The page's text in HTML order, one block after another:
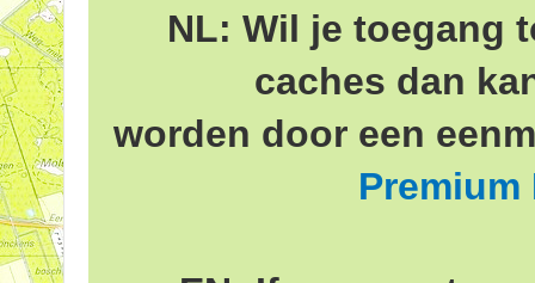
NL: Wil je toegang
caches dan
worden door een
Premium